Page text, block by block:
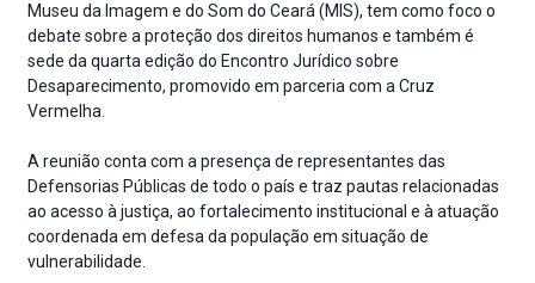
Museu da Imagem e do Som do Ceará (MIS), tem como foco o
debate sobre a proteção dos direitos humanos e também é
sede da quarta edição do Encontro Jurídico sobre
Desaparecimento, promovido em parceria com a Cruz
Vermelha.
A reunião conta com a presença de representantes das
Defensorias Públicas de todo o país e traz pautas relacionadas
ao acesso à justiça, ao fortalecimento institucional e à atuação
coordenada em defesa da população em situação de
vulnerabilidade.